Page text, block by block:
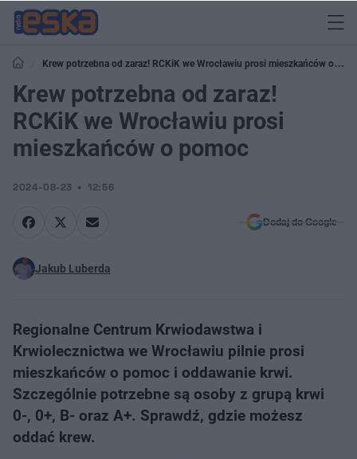
Krew potrzebna od zaraz! RCKiK we Wrocławiu prosi mieszkańców o
pomoc
Krew potrzebna od zaraz!
RCKiK we Wrocławiu prosi
mieszkańców o pomoc
2024-08-23 12:56
Dodaj do Google
Jakub Luberda
Regionalne Centrum Krwiodawstwa i
Krwiolecznictwa we Wrocławiu pilnie prosi
mieszkańców o pomoc i oddawanie krwi.
Szczególnie potrzebne są osoby z grupą krwi
0-, 0+, B- oraz A+. Sprawdź, gdzie możesz
oddać krew.